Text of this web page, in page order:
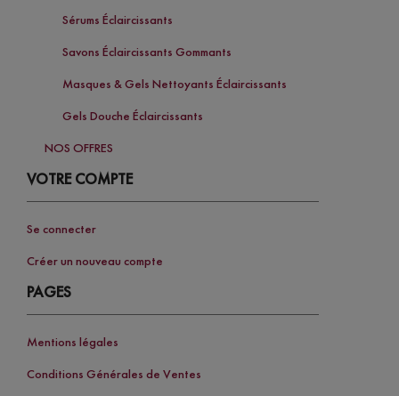
Sérums Éclaircissants
Savons Éclaircissants Gommants
Masques & Gels Nettoyants Éclaircissants
Gels Douche Éclaircissants
NOS OFFRES
VOTRE COMPTE
Se connecter
Créer un nouveau compte
PAGES
Mentions légales
Conditions Générales de Ventes